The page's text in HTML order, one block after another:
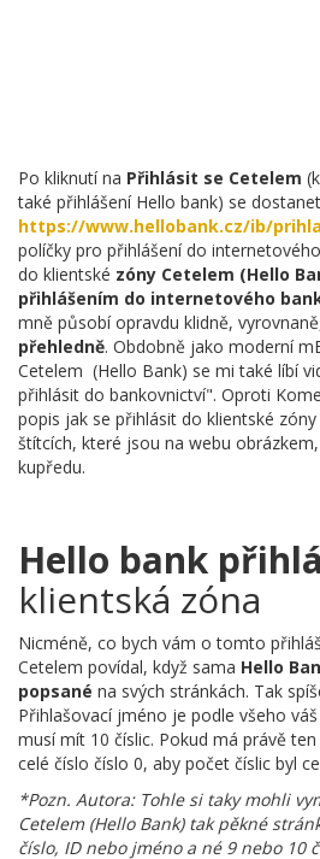
Po kliknutí na Přihlásit se Cetelem
také přihlášení Hello bank) se
https://www.hellobank.cz/ib/
políčky pro přihlášení do
do klientské zóny Cetelem (Hello
přihlášením do internetového
mně působí opravdu klidně,
přehledně. Obdobně jako moderní
Cetelem (Hello Bank) se mi také líbí
přihlásit do bankovnictví". Oproti
popis jak se přihlásit do klientské
štítcích, které jsou na webu
kupředu.
Hello bank
klientská zóna
Nicméně, co bych vám o tomto
Cetelem povídal, když sama Hello
popsané na svých stránkách. Tak
Přihlašovací jméno je podle všeho
musí mít 10 číslic. Pokud má právě
celé číslo číslo 0, aby počet číslic byl
*Pozn. Autora: Tohle si taky mohli
Cetelem (Hello Bank) tak pěkné
číslo, ID nebo jméno a né 9 nebo 10